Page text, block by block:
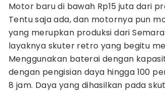
Motor baru di bawah Rp15 juta dari
Tentu saja ada, dan motornya pun
yang merupkan produksi dari
layaknya skuter retro yang begitu
Menggunakan baterai dengan
dengan pengisian daya hingga 100
8 jam. Daya yang dihasilkan pada